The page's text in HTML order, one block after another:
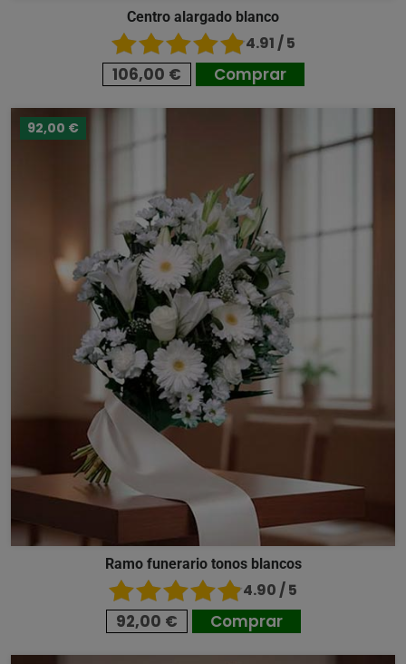
Centro alargado blanco
4.91 / 5
106,00 € Comprar
92,00 €
Ramo funerario tonos blancos
4.90 / 5
92,00 € Comprar